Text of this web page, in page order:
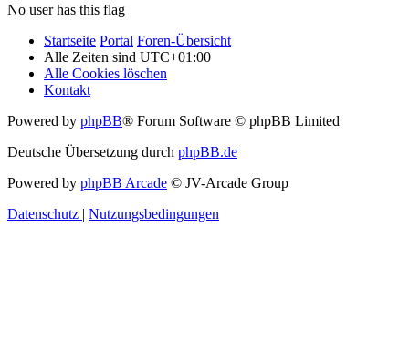
No user has this flag
Startseite Portal Foren-Übersicht
Alle Zeiten sind UTC+01:00
Alle Cookies löschen
Kontakt
Powered by phpBB® Forum Software © phpBB Limited
Deutsche Übersetzung durch phpBB.de
Powered by phpBB Arcade © JV-Arcade Group
Datenschutz | Nutzungsbedingungen